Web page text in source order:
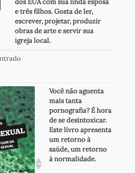
e três filhos. Gosta de ler,
escrever, projetar, produzir
obras de arte e servir sua
igreja local.
Você não aguenta
mais tanta
pornografia? É hora
de se desintoxicar.
Este livro apresenta
um retorno à
saúde, um retorno
à normalidade.